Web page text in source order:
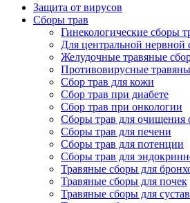
Защита от вирусов
Сборы трав
Гинекологические сборы
Для центральной нервной
Желудочные травяные
Противовирусные
Сбор трав для кожи
Сбор трав при диабете
Сбор трав при онкологии
Сборы трав для очищения
Сборы трав для печени
Сборы трав для потенции
Сборы трав для
Травяные сборы для
Травяные сборы для почек
Травяные сборы для